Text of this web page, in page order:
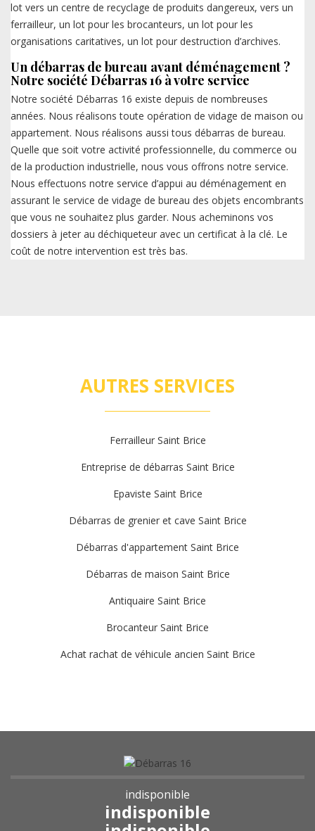
lot vers un centre de recyclage de produits dangereux, vers un
ferrailleur, un lot pour les brocanteurs, un lot pour les
organisations caritatives, un lot pour destruction d’archives.
Un débarras de bureau avant déménagement ?
Notre société Débarras 16 à votre service
Notre société Débarras 16 existe depuis de nombreuses
années. Nous réalisons toute opération de vidage de maison ou
appartement. Nous réalisons aussi tous débarras de bureau.
Quelle que soit votre activité professionnelle, du commerce ou
de la production industrielle, nous vous offrons notre service.
Nous effectuons notre service d’appui au déménagement en
assurant le service de vidage de bureau des objets encombrants
que vous ne souhaitez plus garder. Nous acheminons vos
dossiers à jeter au déchiqueteur avec un certificat à la clé. Le
coût de notre intervention est très bas.
AUTRES SERVICES
Ferrailleur Saint Brice
Entreprise de débarras Saint Brice
Epaviste Saint Brice
Débarras de grenier et cave Saint Brice
Débarras d'appartement Saint Brice
Débarras de maison Saint Brice
Antiquaire Saint Brice
Brocanteur Saint Brice
Achat rachat de véhicule ancien Saint Brice
indisponible
indisponible